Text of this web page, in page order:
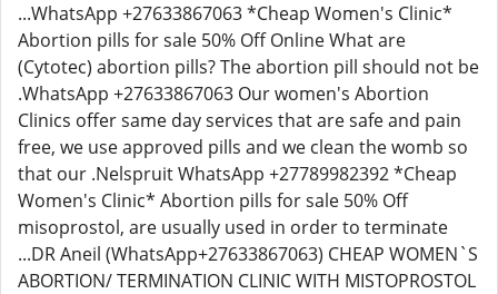
...WhatsApp +27633867063 *Cheap Women's Clinic*
Abortion pills for sale 50% Off Online What are
(Cytotec) abortion pills? The abortion pill should not be
.WhatsApp +27633867063 Our women's Abortion
Clinics offer same day services that are safe and pain
free, we use approved pills and we clean the womb so
that our .Nelspruit WhatsApp +27789982392 *Cheap
Women's Clinic* Abortion pills for sale 50% Off
misoprostol, are usually used in order to terminate
...DR Aneil (WhatsApp+27633867063) CHEAP WOMEN`S
ABORTION/ TERMINATION CLINIC WITH MISTOPROSTOL